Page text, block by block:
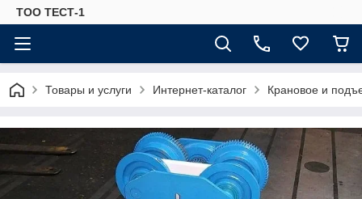
ТОО ТЕСТ-1
Товары и услуги Интернет-каталог Крановое и